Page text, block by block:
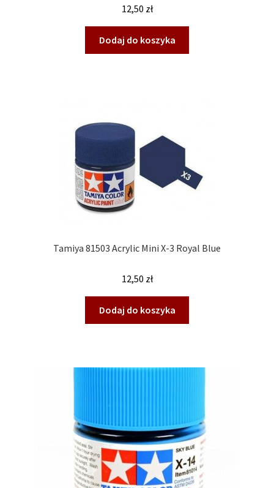
12,50 zł
Dodaj do koszyka
Tamiya 81503 Acrylic Mini X-3 Royal Blue
12,50 zł
Dodaj do koszyka